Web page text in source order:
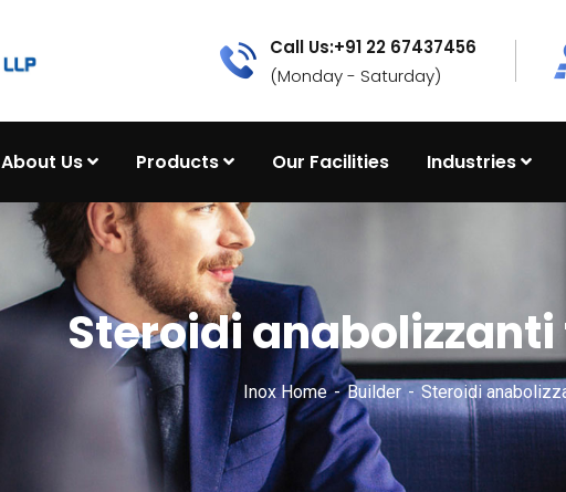
Call Us:+91 22 67437456
(Monday - Saturday)
About Us Products Our Facilities Industries
Steroidi
Inox Home Builder Steroidi